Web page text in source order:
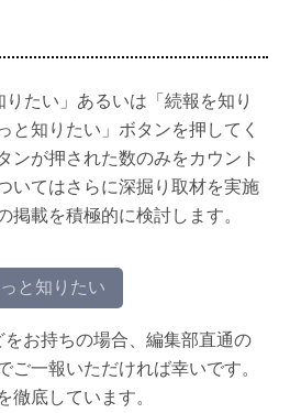
たい」あるいは「続報を知り
と知りたい」ボタンを押してく
ンが押された数のみをカウント
いてはさらに深掘り取材を実施
掲載を積極的に検討します。
と知りたい
お持ちの場合、編集部直通の
一報いただければ幸いです。
底しています。